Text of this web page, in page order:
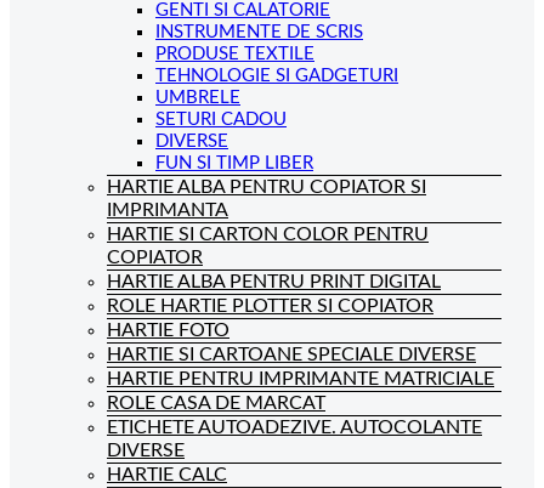
GENTI SI CALATORIE
INSTRUMENTE DE SCRIS
PRODUSE TEXTILE
TEHNOLOGIE SI GADGETURI
UMBRELE
SETURI CADOU
DIVERSE
FUN SI TIMP LIBER
HARTIE ALBA PENTRU COPIATOR SI
IMPRIMANTA
HARTIE SI CARTON COLOR PENTRU
COPIATOR
HARTIE ALBA PENTRU PRINT DIGITAL
ROLE HARTIE PLOTTER SI COPIATOR
HARTIE FOTO
HARTIE SI CARTOANE SPECIALE DIVERSE
HARTIE PENTRU IMPRIMANTE MATRICIALE
ROLE CASA DE MARCAT
ETICHETE AUTOADEZIVE. AUTOCOLANTE
DIVERSE
HARTIE CALC